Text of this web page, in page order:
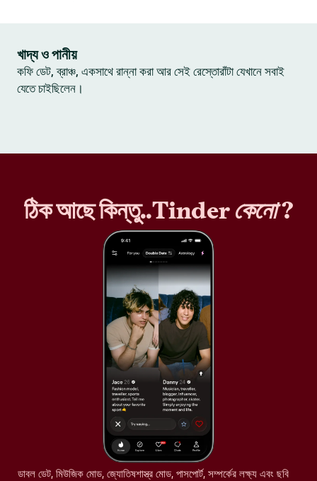
খাদ্য ও পানীয়
কফি ডেট, ব্রাঞ্চ, একসাথে রান্না করা আর সেই রেস্তোরাঁটা যেখানে সবাই
যেতে চাইছিলেন।
ঠিক আছে কিন্তু..Tinderকেনো?
ডাবল ডেট, মিউজিক মোড, জ্যোতিষশাস্ত্র মোড, পাসপোর্ট, সম্পর্কের লক্ষ্য এবং ছবি